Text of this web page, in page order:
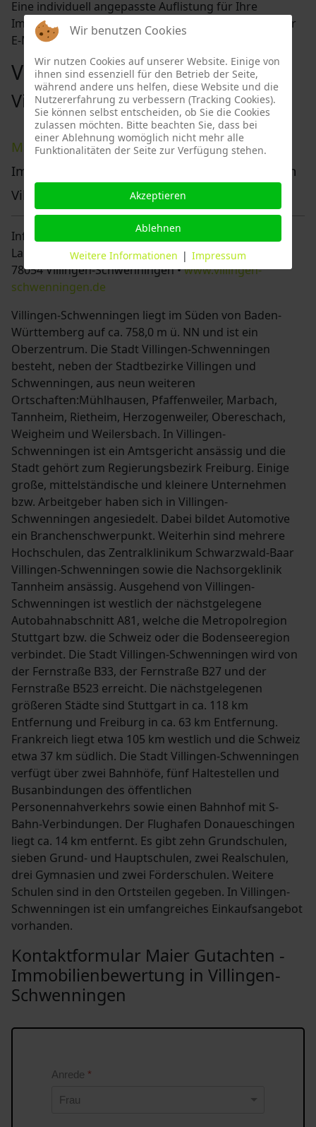
Eine individuell angepasste Auflistung für Ihre
Immobilie lassen wir Ihnen gerne postalisch oder per
E-Mail zukommen.
Villingen-Schwenningen
Villingen-Schwenningen
Maier Gutachten• Ihr Sachverständiger für
Immobilienbewertung unter anderem tätig in
Villingen-Schwenningen.
Informationen über Villingen-Schwenningen:
Landkreis Schwarzwald-Baar-Kreis • Marktplatz 1 in
78054 Villingen-Schwenningen •www.villingen-
schwenningen.de
Villingen-Schwenningen liegt im Süden von Baden-
Württemberg auf ca. 758,0 m ü. NN und ist ein
Oberzentrum. Die Stadt Villingen-Schwenningen
besteht, neben der Stadtbezirke Villingen und
Schwenningen, aus neun weiteren
Ortschaften:Mühlhausen, Pfaffenweiler, Marbach,
Tannheim, Rietheim, Herzogenweiler, Obereschach,
Weigheim und Weilersbach. In Villingen-
Schwenningen ist ein Amtsgericht ansässig und die
Stadt gehört zum Regierungsbezirk Freiburg. Einige
große, mittelständische und kleinere Unternehmen
bzw. Arbeitgeber haben sich in Villingen-
Schwenningen angesiedelt. Dabei bildet Automotive
ein Branchenschwerpunkt. Weiterhin sind mehrere
Hochschulen, das Zentralklinikum Schwarzwald-Baar
Villingen-Schwenningen sowie die Nachsorgeklinik
Tannheim ansässig. Ausgehend von Villingen-
Schwenningen ist westlich der nächstgelegene
Autobahnabschnitt A81, welche die Metropolregion
Stuttgart bzw. die Schweiz oder die Bodenseeregion
verbindet. Die Stadt Villingen-Schwenningen wird von
der Fernstraße B33, der Fernstraße B27 und der
Fernstraße B523 erreicht. Die nächstgelegenen
größeren Städte sind Stuttgart in ca. 118 km
Entfernung und Freiburg in ca. 63 km Entfernung.
Frankreich liegt etwa 105 km westlich und die Schweiz
etwa 37 km südlich. Die Stadt Villingen-Schwenningen
verfügt über zwei Bahnhöfe, fünf Haltestellen und
Busanbindungen des öffentlichen
Personennahverkehrs sowie einen Bahnhof mit S-
Bahn-Verbindungen. Der Flughafen Donaueschingen
liegt ca. 14 km entfernt. Es gibt zehn Grundschulen,
sieben Grund- und Hauptschulen, zwei Realschulen,
drei Gymnasien und zwei Förderschulen. Weitere
Schulen sind in den Ortsteilen gegeben. In Villingen-
Schwenningen ist ein umfangreiches Einkaufsangebot
vorhanden.
Kontaktformular Maier Gutachten -
Immobilienbewertung in Villingen-
Schwenningen
Anrede *
Wir benutzen Cookies
Wir nutzen Cookies auf unserer Website. Einige von
ihnen sind essenziell für den Betrieb der Seite,
während andere uns helfen, diese Website und die
Nutzererfahrung zu verbessern (Tracking Cookies).
Sie können selbst entscheiden, ob Sie die Cookies
zulassen möchten. Bitte beachten Sie, dass bei
einer Ablehnung womöglich nicht mehr alle
Funktionalitäten der Seite zur Verfügung stehen.
Akzeptieren
Ablehnen
Weitere Informationen | Impressum